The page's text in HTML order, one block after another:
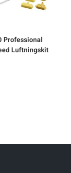
Professional
Luftningskit